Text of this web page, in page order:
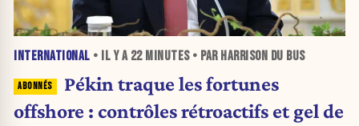
INTERNATIONAL • IL Y A 22 MINUTES• PAR HARRISON DU BUS
Pékin traque les fortunes
offshore : contrôles rétroactifs et gel de